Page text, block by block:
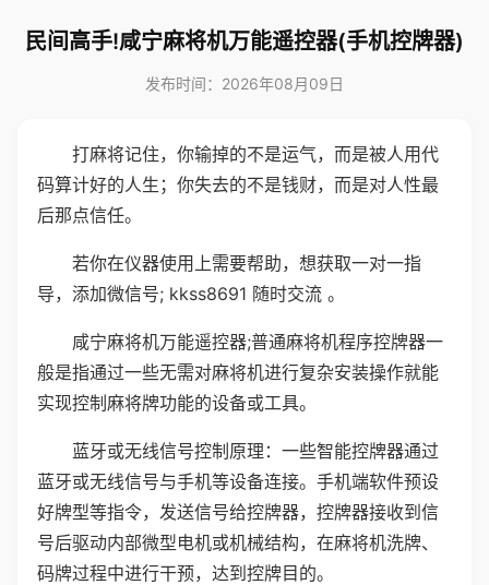
民间高手!咸宁麻将机万能遥控器(手机控牌器)
发布时间：2026年08月09日
打麻将记住，你输掉的不是运气，而是被人用代
码算计好的人生；你失去的不是钱财，而是对人性最
后那点信任。
若你在仪器使用上需要帮助，想获取一对一指
导，添加微信号; kkss8691 随时交流 。
咸宁麻将机万能遥控器;普通麻将机程序控牌器一
般是指通过一些无需对麻将机进行复杂安装操作就能
实现控制麻将牌功能的设备或工具。
蓝牙或无线信号控制原理：一些智能控牌器通过
蓝牙或无线信号与手机等设备连接。手机端软件预设
好牌型等指令，发送信号给控牌器，控牌器接收到信
号后驱动内部微型电机或机械结构，在麻将机洗牌、
码牌过程中进行干预，达到控牌目的。